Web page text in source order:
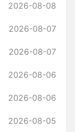
2026-08-08
2026-08-07
2026-08-07
2026-08-06
2026-08-06
2026-08-05